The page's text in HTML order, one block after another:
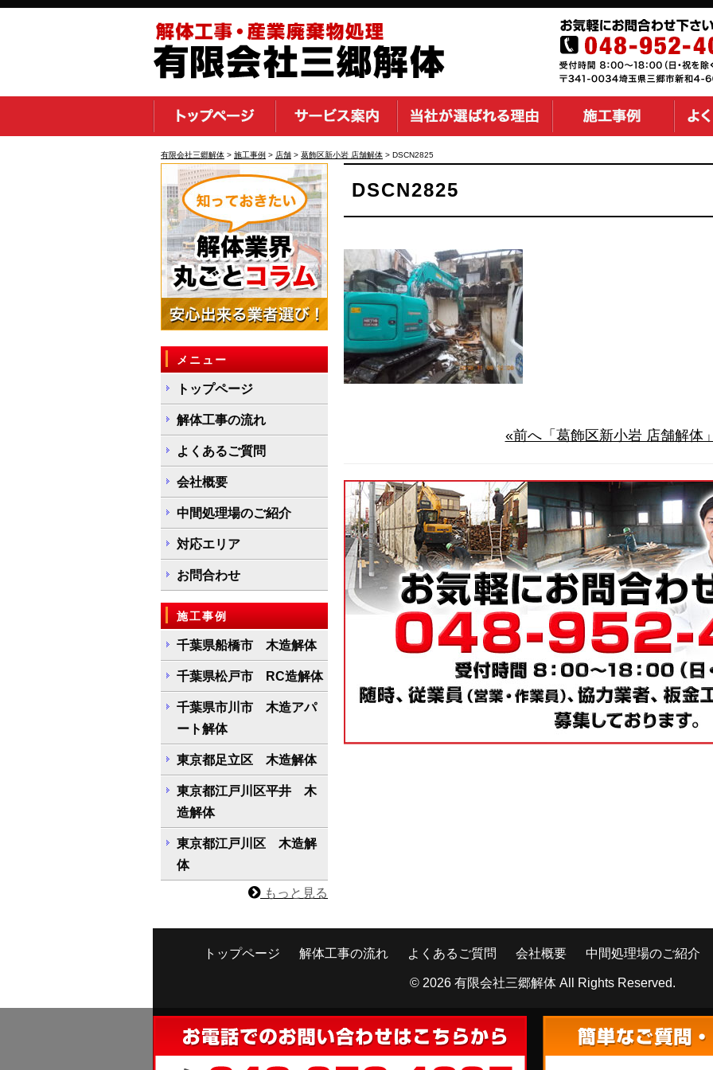
有限会社三郷解体 > 施工事例 > 店舗 > 葛飾区新小岩 店舗解体 > DSCN2825
DSCN2825
«前へ「葛飾区新小岩 店舗解体
メニュー
トップページ
解体工事の流れ
よくあるご質問
会社概要
中間処理場のご紹介
対応エリア
お問合わせ
施工事例
千葉県船橋市 木造解体
千葉県松戸市 RC造解体
千葉県市川市 木造アパ
ート解体
東京都足立区 木造解体
東京都江戸川区平井 木
造解体
東京都江戸川区 木造解
体
もっと見る
トップページ 解体工事の流れ よくあるご質問 会社概要 中間処理場のご紹介
© 2026 有限会社三郷解体 All Rights Reserved.